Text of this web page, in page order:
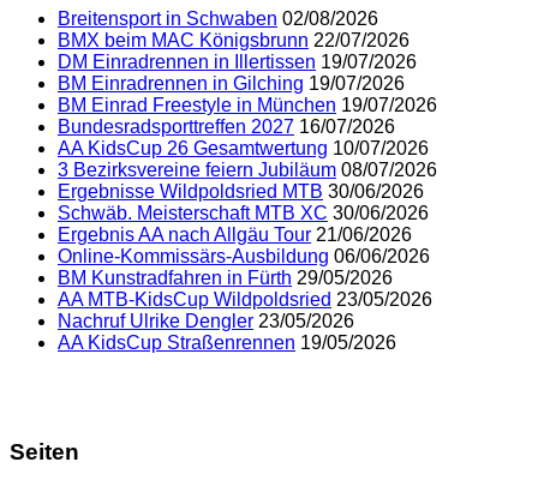
Breitensport in Schwaben 02/08/2026
BMX beim MAC Königsbrunn 22/07/2026
DM Einradrennen in Illertissen 19/07/2026
BM Einradrennen in Gilching 19/07/2026
BM Einrad Freestyle in München 19/07/2026
Bundesradsporttreffen 2027 16/07/2026
AA KidsCup 26 Gesamtwertung 10/07/2026
3 Bezirksvereine feiern Jubiläum 08/07/2026
Ergebnisse Wildpoldsried MTB 30/06/2026
Schwäb. Meisterschaft MTB XC 30/06/2026
Ergebnis AA nach Allgäu Tour 21/06/2026
Online-Kommissärs-Ausbildung 06/06/2026
BM Kunstradfahren in Fürth 29/05/2026
AA MTB-KidsCup Wildpoldsried 23/05/2026
Nachruf Ulrike Dengler 23/05/2026
AA KidsCup Straßenrennen 19/05/2026
Seiten